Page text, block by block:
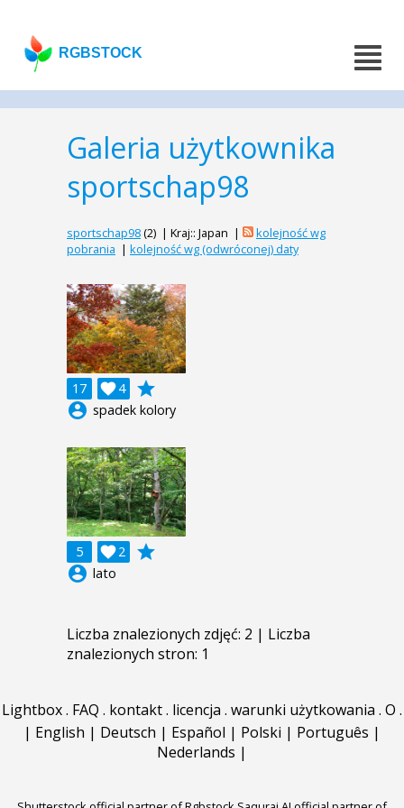
RGBSTOCK
Galeria użytkownika
sportschap98
sportschap98(2) | Kraj:: Japan |
kolejność wg
pobrania | kolejność wg (odwróconej) daty
17 4

grade
account_circle spadek kolory
5 2

grade
account_circle lato
Liczba znalezionych zdjęć: 2 | Liczba
znalezionych stron: 1
Lightbox. FAQ . kontakt. licencja . warunki użytkowania . O .
| English | Deutsch | Español | Polski | Português |
Nederlands |